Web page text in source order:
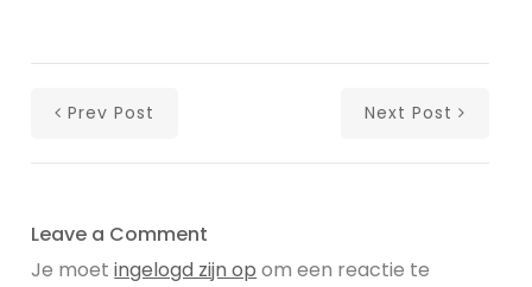
Prev Post Next Post
Leave a Comment
Je moetingelogd zijn op om een reactie te